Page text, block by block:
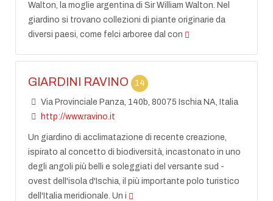
Walton, la moglie argentina di Sir William Walton. Nel
giardino si trovano collezioni di piante originarie da
diversi paesi, come felci arboree dal con
GIARDINI RAVINO 14
Via Provinciale Panza, 140b, 80075 Ischia NA, Italia
http://www.ravino.it
Un giardino di acclimatazione di recente creazione,
ispirato al concetto di biodiversità, incastonato in uno
degli angoli più belli e soleggiati del versante sud -
ovest dell'isola d'Ischia, il più importante polo turistico
dell'Italia meridionale. Un i